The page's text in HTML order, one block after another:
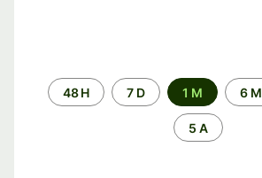
Periodo48 H 7 D 1 M 6 M
5 A